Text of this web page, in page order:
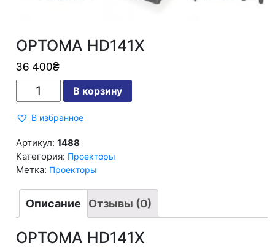
OPTOMA HD141X
36 400₴
HD141X
В корзину
В избранное
Артикул:1488
Категория: Проекторы
Метка: Проекторы
Описание Отзывы (0)
OPTOMA HD141X